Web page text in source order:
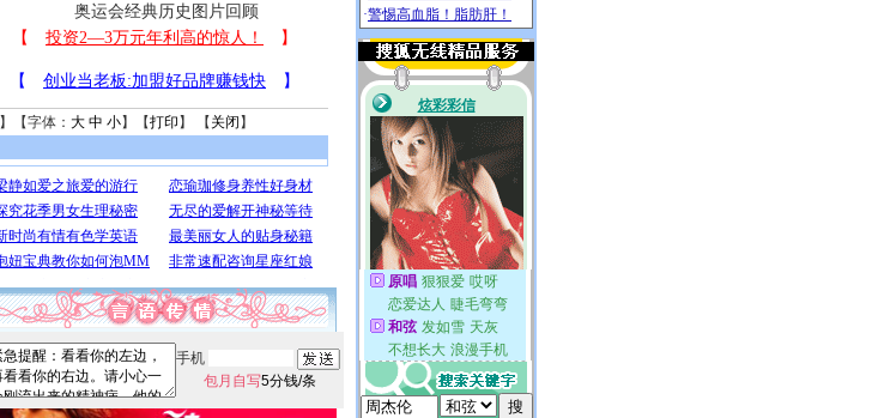
奥运会经典历史图片回顾
】【字体： 大 中 小】【打印 】 【 关闭 】
手机
包月自写5分钱/条